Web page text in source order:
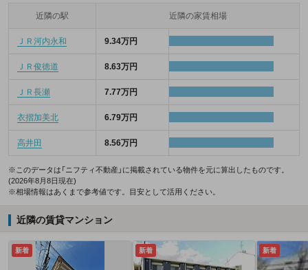
近隣の駅 近隣の家賃相場
ＪＲ河内永和 9.34万円
ＪＲ俊徳道 8.63万円
ＪＲ長瀬 7.77万円
衣摺加美北 6.79万円
高井田 8.56万円
※このデータは「ニフティ不動産」に掲載されている物件を元に算出したものです。
(2026年8月8日現在)
※相場情報はあくまで参考値です。目安として活用ください。
近隣の賃貸マンション
新着 新着 新着